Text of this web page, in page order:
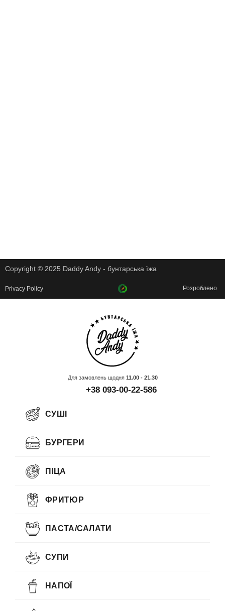
Copyright © 2025 Daddy Andy - бунтарська їжа
Privacy Policy Розроблено
Для замовлень щодня 11.00 - 21.30
+38 093-00-22-586
СУШІ
БУРГЕРИ
ПІЦА
ФРИТЮР
ПАСТА/САЛАТИ
СУПИ
НАПОЇ